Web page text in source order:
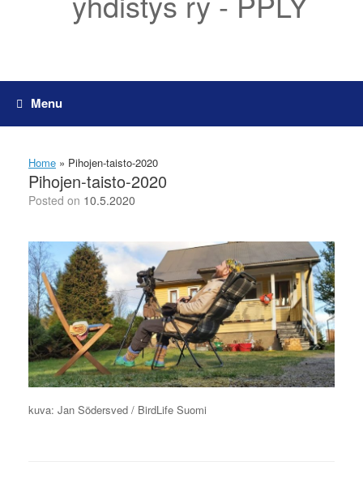
Menu
Home » Pihojen-taisto-2020
Pihojen-taisto-2020
Posted on 10.5.2020
kuva: Jan Södersved / BirdLife Suomi